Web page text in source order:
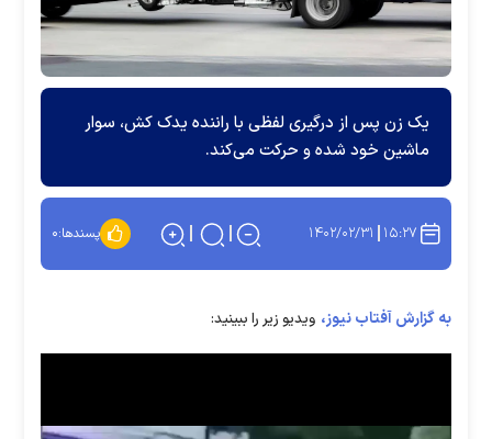
یک زن پس از درگیری لفظی با راننده یدک کش، سوار
ماشین خود شده و حرکت می‌کند.
۱۵:۲۷ ۱۴۰۲/۰۲/۳۱ پسندها:۰
به گزارش آفتاب نیوز، ویدیو زیر را ببینید: